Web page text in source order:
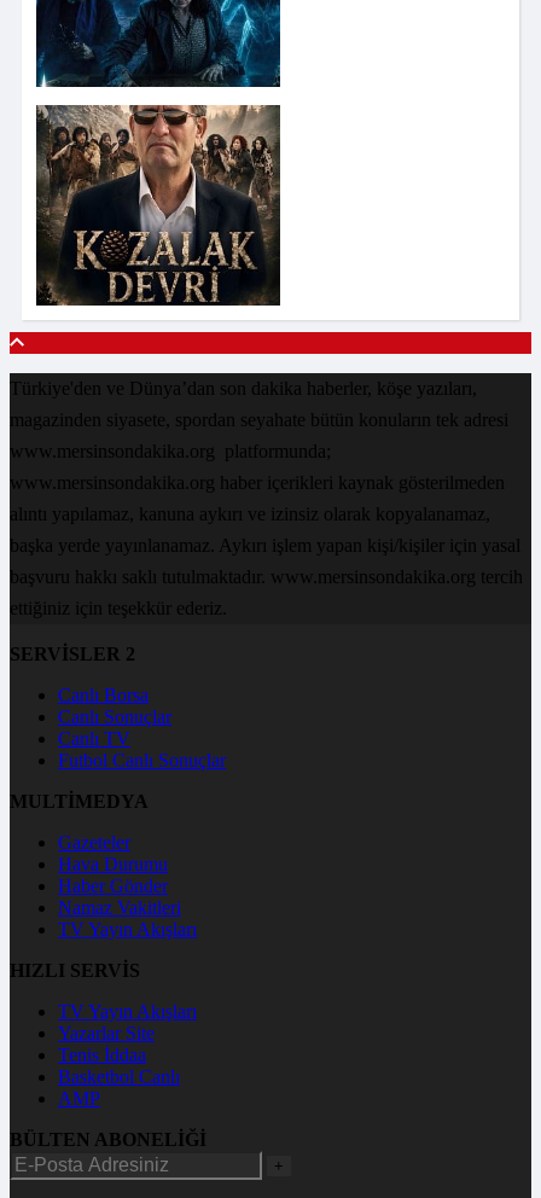
Türkiye'den ve Dünya’dan son dakika haberler, köşe yazıları,
magazinden siyasete, spordan seyahate bütün konuların tek adresi
www.mersinsondakika.org platformunda;
www.mersinsondakika.org haber içerikleri kaynak gösterilmeden
alıntı yapılamaz, kanuna aykırı ve izinsiz olarak kopyalanamaz,
başka yerde yayınlanamaz. Aykırı işlem yapan kişi/kişiler için yasal
başvuru hakkı saklı tutulmaktadır. www.mersinsondakika.org tercih
ettiğiniz için teşekkür ederiz.
SERVİSLER 2
Canlı Borsa
Canlı Sonuçlar
Canlı TV
Futbol Canlı Sonuçlar
MULTİMEDYA
Gazeteler
Hava Durumu
Haber Gönder
Namaz Vakitleri
TV Yayın Akışları
HIZLI SERVİS
TV Yayın Akışları
Yazarlar Site
Tenis İddaa
Basketbol Canlı
AMP
BÜLTEN ABONELİĞİ
+